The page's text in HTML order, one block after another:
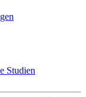
Studien